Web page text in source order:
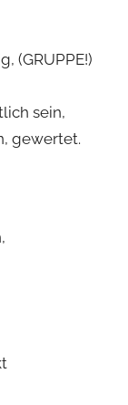
(GRUPPE!)
sein,
gewertet.